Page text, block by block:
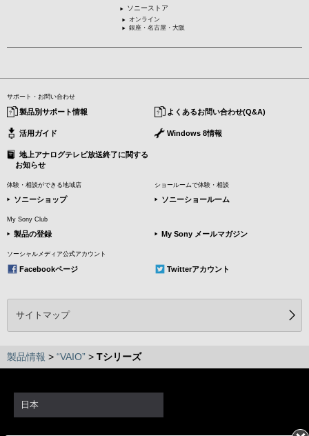
ソニーストア
オンライン
銀座・名古屋・大阪
サポート・お問い合わせ
製品別サポート情報 よくあるお問い合わせ(Q&A)
活用ガイド Windows 8情報
地上アナログテレビ放送終了に関する
お知らせ
体験・相談ができる地域店
ソニーショップ
ショールームで体験・相談
ソニーショールーム
My Sony Club
製品の登録 My Sony メールマガジン
ソーシャルメディア公式アカウント
Facebookページ Twitterアカウント
サイトマップ
製品情報 > “VAIO” > Tシリーズ
日本